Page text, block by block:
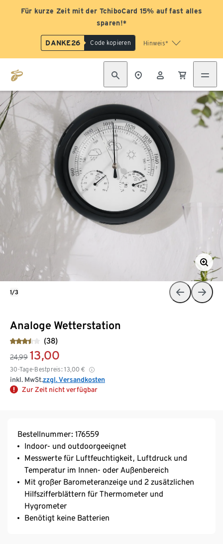
Für kurze Zeit mit der TchiboCard 15% auf fast alles
sparen!*
DANKE26 Code kopieren Hinweis*
Analoge Wetterstation
(38)
24,99 13,00
30-Tage-Bestpreis: 13,00 €
inkl. MwSt.zzgl. Versandkosten
Zur Zeit nicht verfügbar
1/3
Bestellnummer: 176559
Indoor- und outdoorgeeignet
Messwerte für Luftfeuchtigkeit, Luftdruck und
Temperatur im Innen- oder Außenbereich
Mit großer Barometeranzeige und 2 zusätzlichen
Hilfszifferblättern für Thermometer und
Hygrometer
Benötigt keine Batterien